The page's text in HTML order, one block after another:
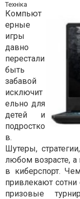
Техніка
Компьют
ерные
игры
давно
перестали
быть
забавой
исключит
ельно для
детей и
подростко
в.
Шутеры,
любом возрасте, а
в киберспорт.
привлекают
призовые